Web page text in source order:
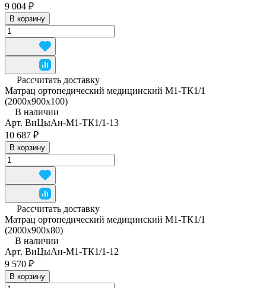
9 004 ₽
В корзину
Рассчитать доставку
Матрац ортопедический медицинский М1-ТК1/1
(2000x900x100)
В наличии
Арт. ВиЦыАн-М1-ТК1/1-13
10 687 ₽
В корзину
Рассчитать доставку
Матрац ортопедический медицинский М1-ТК1/1
(2000x900x80)
В наличии
Арт. ВиЦыАн-М1-ТК1/1-12
9 570 ₽
В корзину